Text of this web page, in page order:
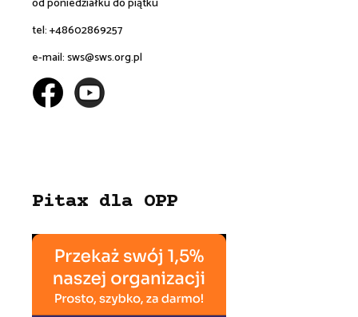
od poniedziałku do piątku
tel: +48602869257
e-mail:sws@sws.org.pl
Pitax dla OPP